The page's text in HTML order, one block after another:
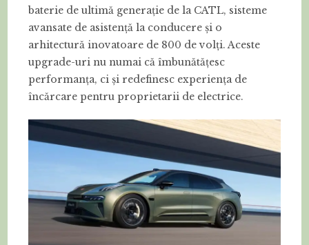
baterie de ultimă generație de la CATL, sisteme
avansate de asistență la conducere și o
arhitectură inovatoare de 800 de volți. Aceste
upgrade-uri nu numai că îmbunătățesc
performanța, ci și redefinesc experiența de
încărcare pentru proprietarii de electrice.